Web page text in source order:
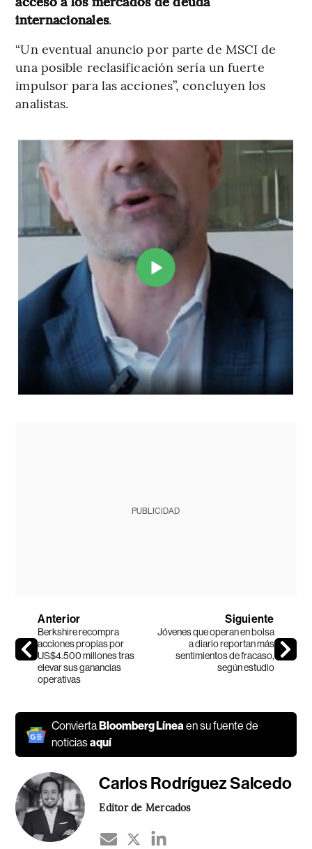
internacionales.
“Un eventual anuncio por parte de MSCI de
una posible reclasificación sería un fuerte
impulsor para las acciones”, concluyen los
analistas.
PUBLICIDAD
Anterior
Berkshire recompra
acciones propias por
US$4.500 millones tras
elevar sus ganancias
operativas
Siguiente
Jóvenes que operan en bolsa
a diario reportan más
sentimientos de fracaso,
según estudio
Convierta Bloomberg Líneaen su fuente de
noticiasaquí
Carlos Rodríguez Salcedo
Editor de Mercados